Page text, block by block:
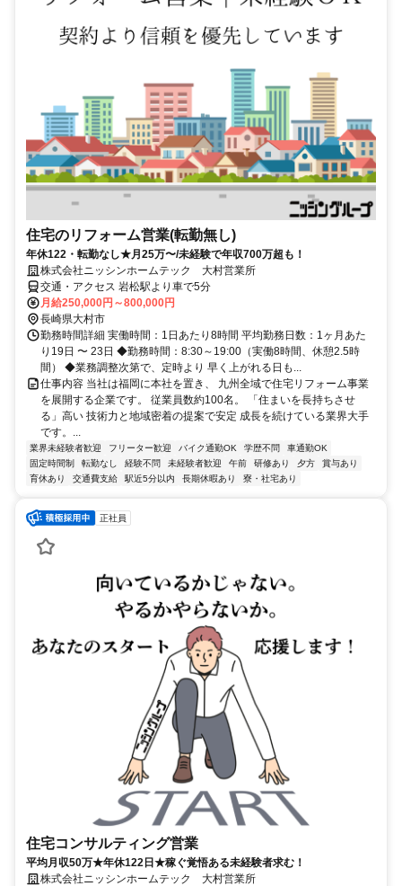
住宅のリフォーム営業(転勤無し)
年休122・転勤なし★月25万〜/未経験で年収700万超も！
株式会社ニッシンホームテック 大村営業所
交通・アクセス 岩松駅より車で5分
月給250,000円～800,000円
長崎県大村市
勤務時間詳細 実働時間：1日あたり8時間 平均勤務日数：1ヶ月あた
り19日 〜 23日 ◆勤務時間：8:30～19:00（実働8時間、休憩2.5時
間） ◆業務調整次第で、定時より 早く上がれる日も...
仕事内容 当社は福岡に本社を置き、 九州全域で住宅リフォーム事業
を展開する企業です。 従業員数約100名。 「住まいを長持ちさせ
る」高い 技術力と地域密着の提案で安定 成長を続けている業界大手
です。...
業界未経験者歓迎 フリーター歓迎 バイク通勤OK 学歴不問
車通勤OK
固定時間制
転勤なし 経験不問 未経験者歓迎 午前 研修あり 夕方
賞与あり
育休あり
交通費支給 駅近5分以内 長期休暇あり 寮・社宅あり
正社員
住宅コンサルティング営業
平均月収50万★年休122日★稼ぐ覚悟ある未経験者求む！
株式会社ニッシンホームテック 大村営業所